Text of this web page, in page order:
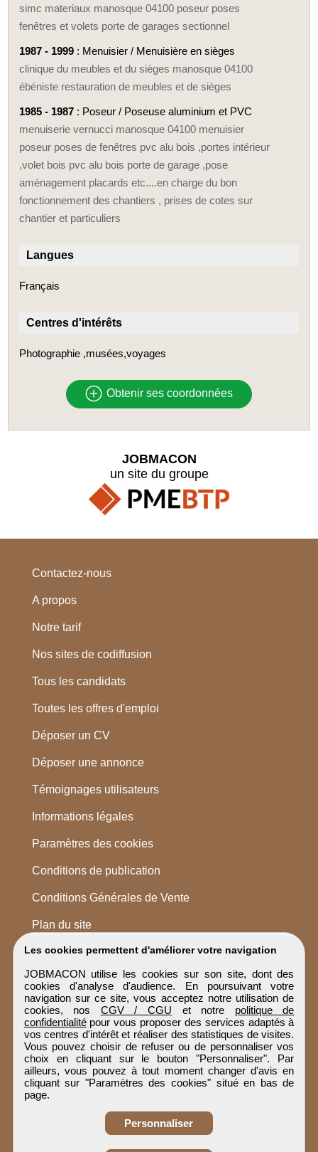
simc materiaux manosque 04100 poseur poses
fenêtres et volets porte de garages sectionnel
1987 - 1999 : Menuisier / Menuisière en sièges
clinique du meubles et du sièges manosque 04100
ébéniste restauration de meubles et de sièges
1985 - 1987 : Poseur / Poseuse aluminium et PVC
menuiserie vernucci manosque 04100 menuisier
poseur poses de fenêtres pvc alu bois ,portes intérieur
,volet bois pvc alu bois porte de garage ,pose
aménagement placards etc....en charge du bon
fonctionnement des chantiers , prises de cotes sur
chantier et particuliers
Langues
Français
Centres d'intérêts
Photographie ,musées,voyages
Obtenir ses coordonnées
Les cookies permettent d'améliorer votre navigation
JOBMACON utilise les cookies sur son site, dont des
cookies d'analyse d'audience. En poursuivant votre
navigation sur ce site, vous acceptez notre utilisation de
cookies, nos CGV / CGU et notre politique de
confidentialitépour vous proposer des services adaptés à
vos centres d'intérêt et réaliser des statistiques de visites.
Vous pouvez choisir de refuser ou de personnaliser vos
choix en cliquant sur le bouton "Personnaliser". Par
ailleurs, vous pouvez à tout moment changer d'avis en
cliquant sur "Paramètres des cookies" situé en bas de
page.
Personnaliser
JOBMACON
un site du groupe
Contactez-nous
A propos
Notre tarif
Nos sites de codiffusion
Tous les candidats
Toutes les offres d'emploi
Déposer un CV
Déposer une annonce
Témoignages utilisateurs
Informations légales
Paramètres des cookies
Conditions de publication
Conditions Générales de Vente
Plan du site